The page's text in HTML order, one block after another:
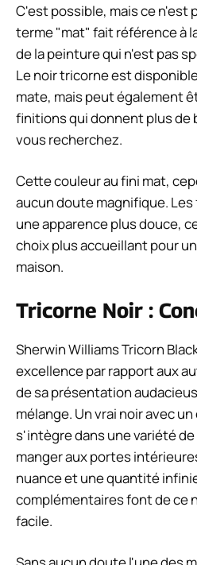
C'est possible, mais ce n'est
terme "mat" fait référence à
de la peinture qui n'est pas
Le noir tricorne est
mate, mais peut également
finitions qui donnent plus de
vous recherchez.
Cette couleur au fini mat,
aucun doute magnifique.
une apparence plus douce,
choix plus accueillant pour
maison.
Tricorne Noir :
Sherwin Williams Tricorn
excellence par rapport aux
de sa présentation
mélange. Un vrai noir avec
s'intègre dans une variété de
manger aux portes
nuance et une quantité
complémentaires font de ce
facile.